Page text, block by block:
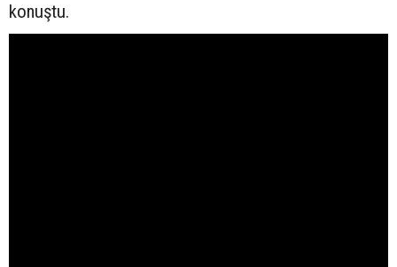
konuştu.